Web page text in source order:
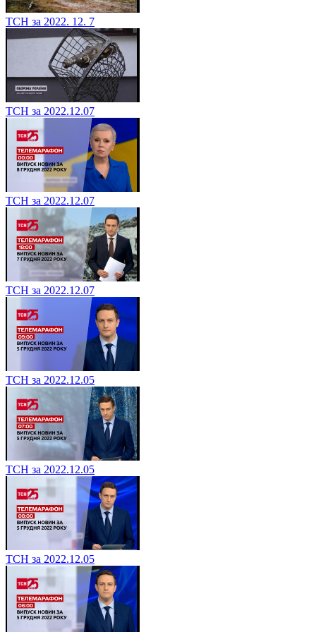
ТСН за 2022. 12. 7
ТСН за 2022.12.07
ТСН за 2022.12.07
ТСН за 2022.12.07
ТСН за 2022.12.05
ТСН за 2022.12.05
ТСН за 2022.12.05